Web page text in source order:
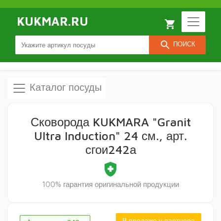
KUKMAR.RU
search ПОИСК
local_grocery_store
Каталог посуды
Сковорода KUKMARA "Granit
Ultra Induction" 24 см., арт.
сгои242а
health_and_safety
100% гарантия оригинальной продукции